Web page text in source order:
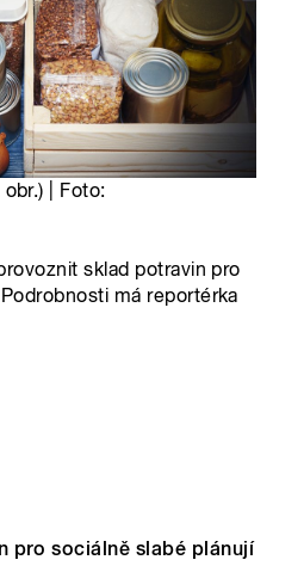
| Foto:
sklad potravin pro
má reportérka
pro sociálně slabé plánují